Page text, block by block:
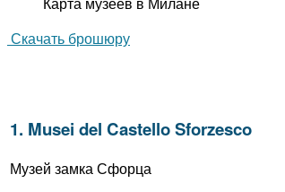
Скачать брошюру
1. Musei del Castello Sforzesco
Музей замка Сфорца